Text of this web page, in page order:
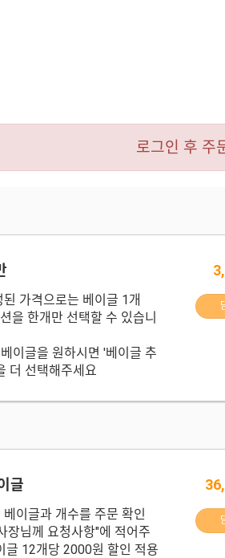
로그인 후 주
된 가격으로는 베이글 1개
을 한개만 선택할 수 있습니
이글을 원하시면 '베이글 추
더 선택해주세요
글
베이글과 개수를 주문 확인
장님께 요청사항"에 적어주
글 12개당 2000원 할인 적용